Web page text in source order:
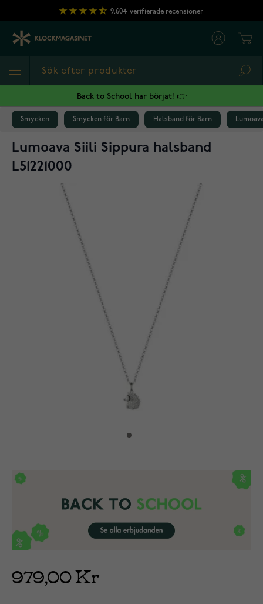
Hoppa till innehållet
9,604 verifierade recensioner
Back to School har börjat! 👉
Smycken Smycken för Barn Halsband för Barn
Lumoava Siili Sippura halsband
L51221000
979,00 Kr